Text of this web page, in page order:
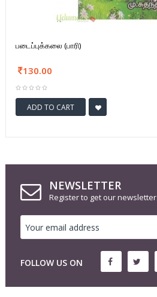
படைப்புக்கலை (பாரி)
130.00
ADD TO CART
NEWSLETTER
Register to get our newsletter
FOLLOW US ON